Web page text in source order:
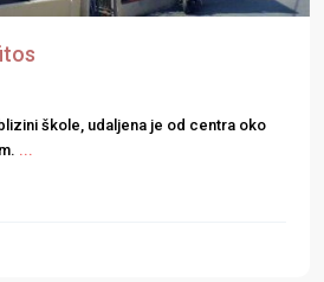
škole, udaljena je od centra oko